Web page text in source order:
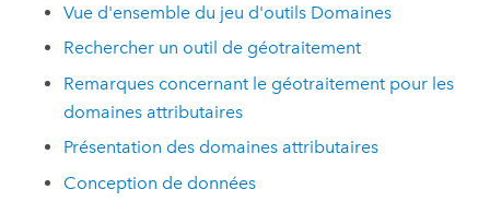
Vue d'ensemble du jeu d'outils Domaines
Rechercher un outil de géotraitement
Remarques concernant le géotraitement pour les
domaines attributaires
Présentation des domaines attributaires
Conception de données